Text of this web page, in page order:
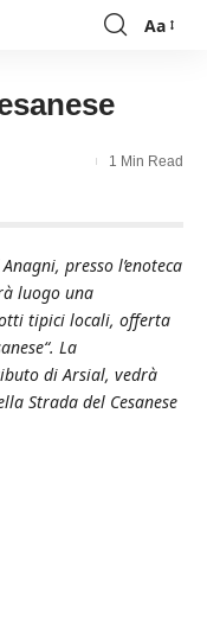
Font
Aa
1 Min Read
presso l’enoteca
luogo una
tipici locali, offerta
La
di Arsial, vedrà
Strada del Cesanese